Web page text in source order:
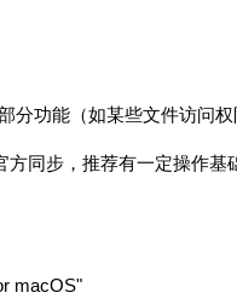
分功能（如某些文件访问
同步，推荐有一定操作基
macOS"